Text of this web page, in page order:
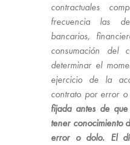
contractuales
frecuencia las
bancarios,
consumación del
determinar el
ejercicio de la
contrato por error
fijada antes de
tener conocimiento
error o dolo. El